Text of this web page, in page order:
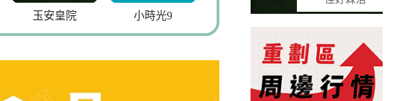
玉安皇院 小時光9 寬石.和光 富築新院3